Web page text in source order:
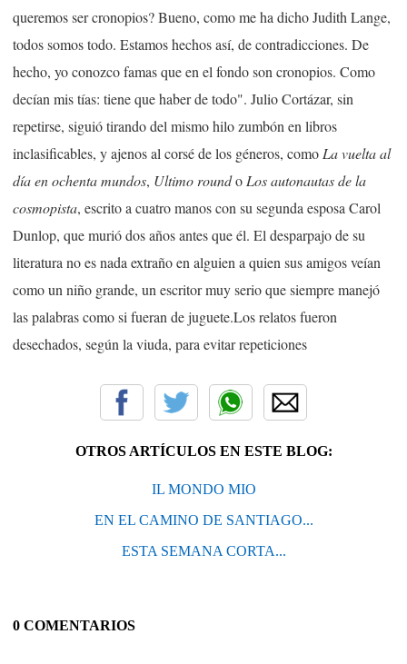
queremos ser cronopios? Bueno, como me ha dicho Judith Lange,
todos somos todo. Estamos hechos así, de contradicciones. De
hecho, yo conozco famas que en el fondo son cronopios. Como
decían mis tías: tiene que haber de todo". Julio Cortázar, sin
repetirse, siguió tirando del mismo hilo zumbón en libros
inclasificables, y ajenos al corsé de los géneros, como La vuelta al
día en ochenta mundos, Ultimo roundo Los autonautas de la
cosmopista, escrito a cuatro manos con su segunda esposa Carol
Dunlop, que murió dos años antes que él. El desparpajo de su
literatura no es nada extraño en alguien a quien sus amigos veían
como un niño grande, un escritor muy serio que siempre manejó
las palabras como si fueran de juguete.Los relatos fueron
desechados, según la viuda, para evitar repeticiones
OTROS ARTÍCULOS EN ESTE BLOG:
IL MONDO MIO
EN EL CAMINO DE SANTIAGO...
ESTA SEMANA CORTA...
0 COMENTARIOS